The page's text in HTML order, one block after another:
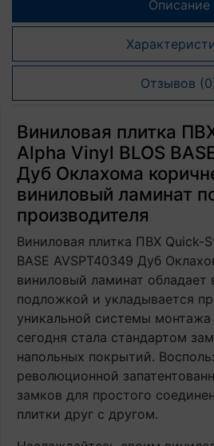
Описание
Отзывов
Виниловая плитка
Alpha Vinyl BLOS
Дуб Оклахома
виниловый ламинат
производителя
Виниловая плитка ПВХ Quick-
BASE AVSPT40349 Дуб
виниловый ламинат обладает
подложкой и укладывается
уникальной системы монтажа
сегодня стала стандартом
напольных покрытий.
революционной
замков для простого
плитки друг с другом.